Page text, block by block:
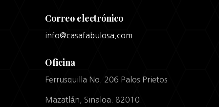
Correo electrónico
info@casafabulosa.com
Oficina
Ferrusquilla No. 206 Palos Prietos
Mazatlán, Sinaloa. 82010.